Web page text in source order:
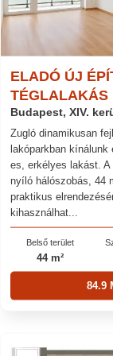
ELADÓ ÚJ
TÉGLALAKÁS
Budapest, XIV.
Zugló dinamikusan
lakóparkban kínálunk
es, erkélyes lakást. A
nyíló hálószobás, 44
praktikus
kihasználhat...
Belső terület
44 m²
84.9